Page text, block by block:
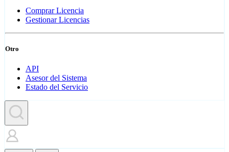
Comprar Licencia
Gestionar Licencias
Otro
API
Asesor del Sistema
Estado del Servicio